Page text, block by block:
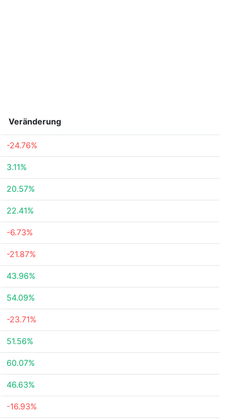
Veränderung
-24.76%
3.11%
20.57%
22.41%
-6.73%
-21.87%
43.96%
54.09%
-23.71%
51.56%
60.07%
46.63%
-16.93%